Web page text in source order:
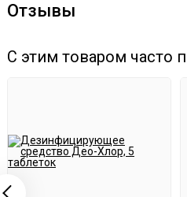
Отзывы
С этим товаром часто